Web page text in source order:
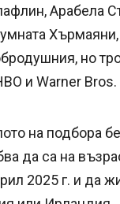
Арабела
но
и Warner Bros.
на подбора
да са на
2025 г. и да